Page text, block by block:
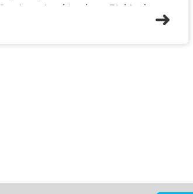
San Ignacio, ubicada en Pichincha y